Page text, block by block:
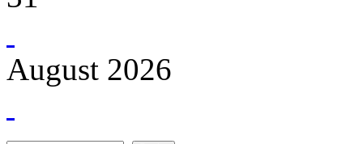
August 2026